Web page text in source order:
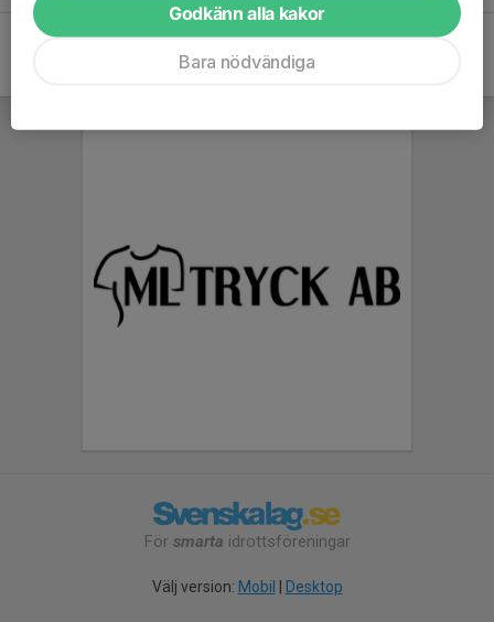
För smarta idrottsföreningar
Välj version: Mobil Desktop
Godkänn alla kakor
Bara nödvändiga